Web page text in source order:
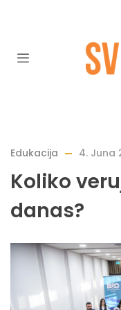
Edukacija 4. Juna
Koliko
danas?